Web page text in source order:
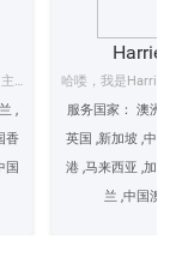
设施可进行校内、
施，可为学生提供
所不同。在班杜
区，还提供有独立
嗨！ 我是Winnie老师，主要负责英国，澳...
,
香
国
Harriet
服务国家： 澳洲 ,
英国 ,新加坡 ,中国
港 ,马来西亚 ,加拿
兰 ,中国澳门